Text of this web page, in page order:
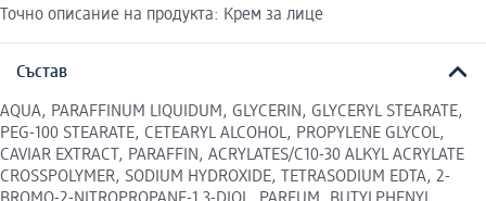
Точно описание на продукта: Крем за лице
Състав
AQUA, PARAFFINUM LIQUIDUM, GLYCERIN, GLYCERYL STEARATE,
PEG-100 STEARATE, CETEARYL ALCOHOL, PROPYLENE GLYCOL,
CAVIAR EXTRACT, PARAFFIN, ACRYLATES/C10-30 ALKYL ACRYLATE
CROSSPOLYMER, SODIUM HYDROXIDE, TETRASODIUM EDTA, 2-